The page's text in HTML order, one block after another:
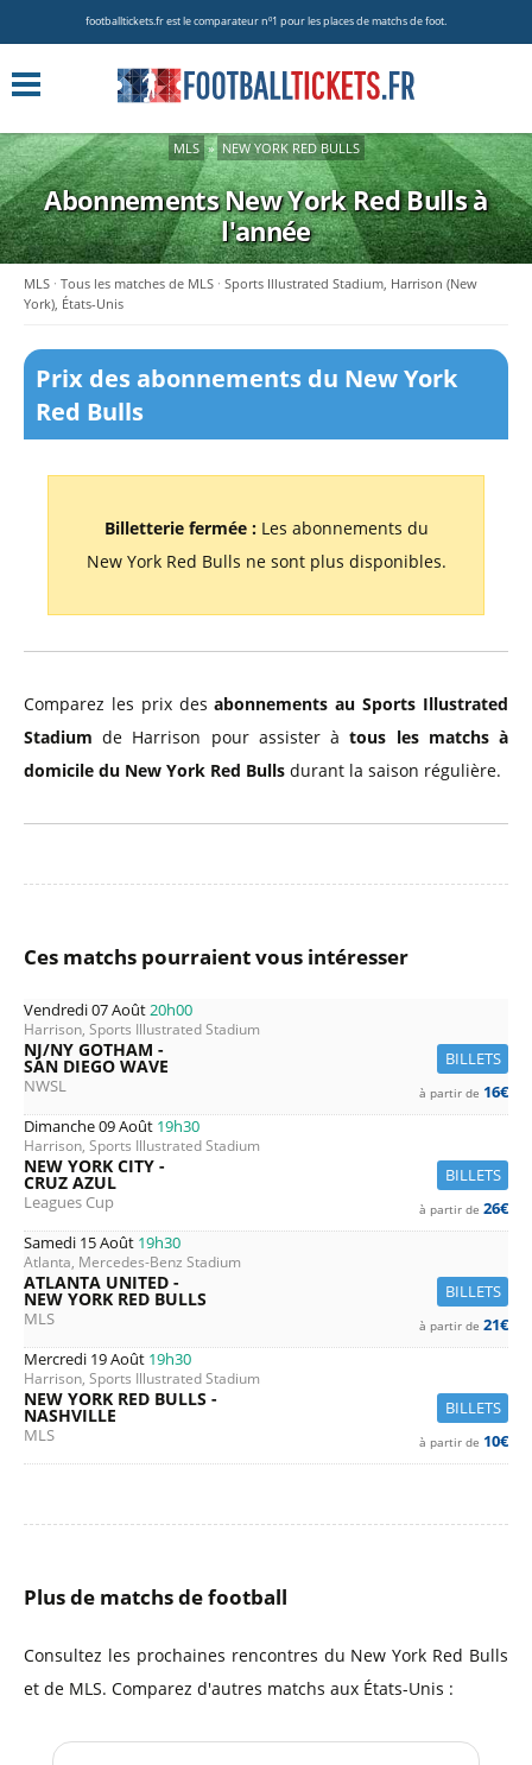
footballtickets.fr est le comparateur nº1 pour les places de matchs de foot.
MLS » NEW YORK RED BULLS
Abonnements New York Red Bulls à
l'année
MLS Tous les matches de MLS
Sports Illustrated Stadium, Harrison (New
York), États-Unis
Prix des abonnements du New York
Red Bulls
Billetterie fermée :Les abonnements du
New York Red Bulls ne sont plus disponibles.
Comparez les prix desabonnements au Sports Illustrated
Stadium de Harrison pour assister àtous les matchs à
domicile du New York Red Bulls durant la saison régulière.
Ces matchs pourraient vous intéresser
Vendredi 07 Août20h00
Harrison, Sports Illustrated Stadium
BILLETS
NJ/NY GOTHAM -
SAN DIEGO WAVE
NWSL à partir de 16€
Dimanche 09 Août 19h30
Harrison, Sports Illustrated Stadium
BILLETS
NEW YORK CITY -
CRUZ AZUL
Leagues Cup à partir de 26€
Samedi 15 Août 19h30
Atlanta, Mercedes-Benz Stadium
BILLETS
ATLANTA UNITED -
NEW YORK RED BULLS
MLS à partir de 21€
Mercredi 19 Août 19h30
Harrison, Sports Illustrated Stadium
BILLETS
NEW YORK RED BULLS -
NASHVILLE
MLS à partir de 10€
Plus de matchs de football
Consultez les prochaines rencontres du New York Red Bulls
et de MLS. Comparez d'autres matchs aux États-Unis :